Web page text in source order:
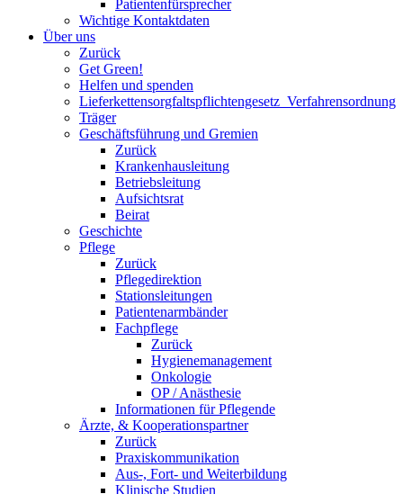
Patientenfürsprecher
Wichtige Kontaktdaten
Über uns
Zurück
Get Green!
Helfen und spenden
Lieferkettensorgfaltspflichtengesetz_Verfahrensordnung
Träger
Geschäftsführung und Gremien
Zurück
Krankenhausleitung
Betriebsleitung
Aufsichtsrat
Beirat
Geschichte
Pflege
Zurück
Pflegedirektion
Stationsleitungen
Patientenarmbänder
Fachpflege
Zurück
Hygienemanagement
Onkologie
OP / Anästhesie
Informationen für Pflegende
Ärzte, & Kooperationspartner
Zurück
Praxiskommunikation
Aus-, Fort- und Weiterbildung
Klinische Studien